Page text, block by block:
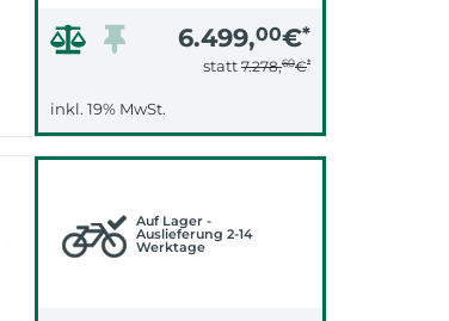
6.499,00€*
statt 7.278,60€*
inkl. 19% MwSt.
Auf Lager -
Auslieferung 2-14
Werktage